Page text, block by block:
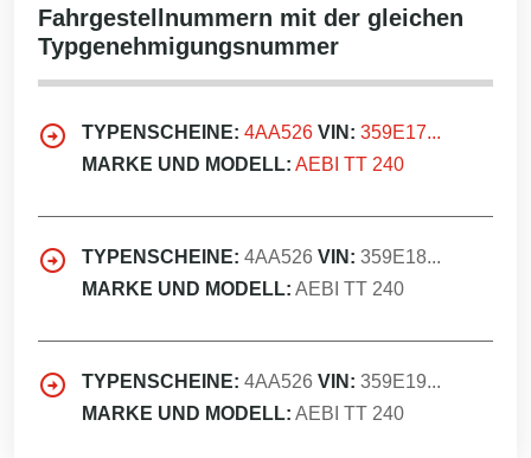
Fahrgestellnummern mit der gleichen
Typgenehmigungsnummer
TYPENSCHEINE: 4AA526 VIN: 359E17...
MARKE UND MODELL: AEBI TT 240
TYPENSCHEINE: 4AA526 VIN: 359E18...
MARKE UND MODELL: AEBI TT 240
TYPENSCHEINE: 4AA526 VIN: 359E19...
MARKE UND MODELL: AEBI TT 240